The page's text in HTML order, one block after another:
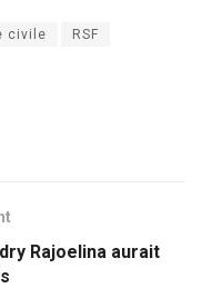
civile RSF
Rajoelina aurait